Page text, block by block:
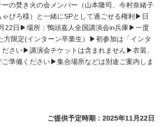
ーの焚き火の会メンバー（山本隆司、今村奈緒子
ゃぴろ様）と一緒にSPとして過ごせる権利▶日
22日▶場所：鴨頭嘉人全国講演会in兵庫▶一度
方限定(インターン卒業生）▶初参加は「インタ
ださい▶講演会チケットは含まれません▶衣装、
ご準備ください▶集合場所などは別途ご案内しま
ご提供予定時期：2025年11月22日